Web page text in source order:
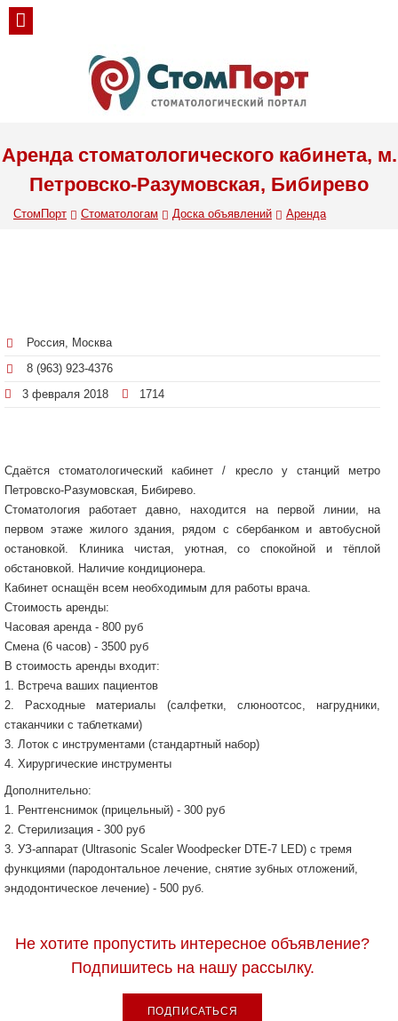
Аренда стоматологического кабинета, м.
Петровско-Разумовская, Бибирево
СтомПорт Стоматологам Доска объявлений Аренда
Россия, Москва
8 (963) 923-4376
3 февраля 2018
1714
Сдаётся стоматологический кабинет / кресло у станций метро
Петровско-Разумовская, Бибирево.
Стоматология работает давно, находится на первой линии, на
первом этаже жилого здания, рядом с сбербанком и автобусной
остановкой. Клиника чистая, уютная, со спокойной и тёплой
обстановкой. Наличие кондиционера.
Кабинет оснащён всем необходимым для работы врача.
Стоимость аренды:
Часовая аренда - 800 руб
Смена (6 часов) - 3500 руб
В стоимость аренды входит:
1. Встреча ваших пациентов
2. Расходные материалы (салфетки, слюноотсос, нагрудники,
стаканчики с таблетками)
3. Лоток с инструментами (стандартный набор)
4. Хирургические инструменты
Дополнительно:
1. Рентгенснимок (прицельный) - 300 руб
2. Стерилизация - 300 руб
3. УЗ-аппарат (Ultrasonic Scaler Woodpecker DTE-7 LED) с тремя
функциями (пародонтальное лечение, снятие зубных отложений,
эндодонтическое лечение) - 500 руб.
Не хотите пропустить интересное объявление?
Подпишитесь на нашу рассылку.
ПОДПИСАТЬСЯ